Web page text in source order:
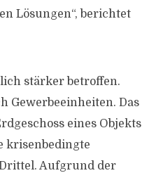
Lösungen“, berichtet
stärker betroffen.
Gewerbeeinheiten. Das
eines Objekts
krisenbedingte
Aufgrund der